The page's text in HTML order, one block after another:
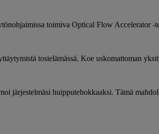
toimiva Optical Flow Accelerator
tosielämässä. Koe uskomattoman
huipputehokkaaksi. Tämä